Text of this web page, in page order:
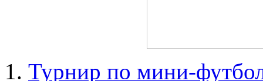
Турнир по мини-